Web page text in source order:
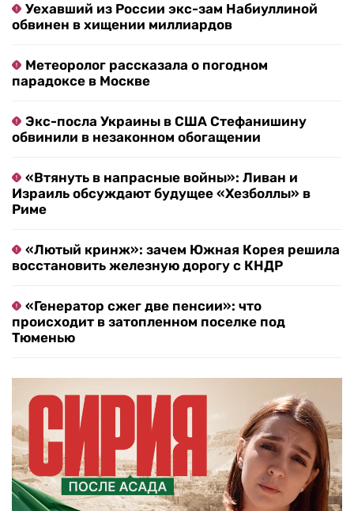
Уехавший из России экс-зам Набиуллиной
обвинен в хищении миллиардов
Метеоролог рассказала о погодном
парадоксе в Москве
Экс-посла Украины в США Стефанишину
обвинили в незаконном обогащении
«Втянуть в напрасные войны»: Ливан и
Израиль обсуждают будущее «Хезболлы» в
Риме
«Лютый кринж»: зачем Южная Корея решила
восстановить железную дорогу с КНДР
«Генератор сжег две пенсии»: что
происходит в затопленном поселке под
Тюменью